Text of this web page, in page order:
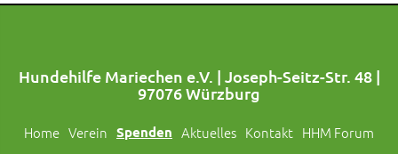
Hundehilfe Mariechen e.V. | Joseph-Seitz-Str. 48 |
97076 Würzburg
Home Verein Spenden Aktuelles Kontakt HHM Forum